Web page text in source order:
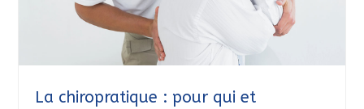
La chiropratique : pour qui et